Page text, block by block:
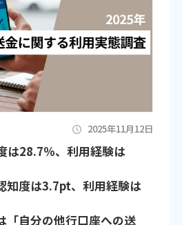
2025年11月12日
は28.7％、利用経験は
知度は3.7pt、利用経験は
「自分の他行口座への送